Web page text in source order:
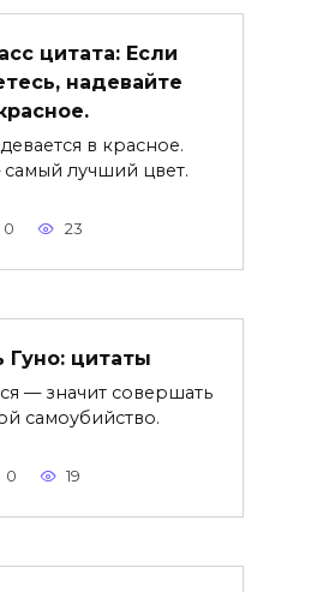
цитата: Если
надевайте
в красное.
лучший цвет.
0 23
Гуно: цитаты
— значит совершать
самоубийство.
0 19